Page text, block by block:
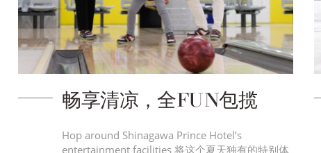
畅享清凉，全FUN包揽
Hop around Shinagawa Prince Hotel’s
entertainment facilities 将这个夏天独有的特别体